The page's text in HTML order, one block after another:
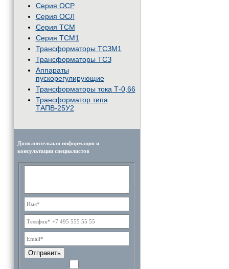
Серия ОСР
Серия ОСЛ
Серия ТСМ
Серия ТСМ1
Трансформаторы ТСЗМ1
Трансформаторы ТСЗ
Аппараты
пускорегулирующие
Трансформаторы тока Т-0,66
Трансформатор типа
ТАПВ-25У2
Дополнительная информация и
консультации специалистов
Отправить